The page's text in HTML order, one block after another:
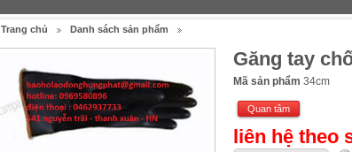
Trang chủ Danh sách sản phẩm
Găng tay
Mã sản phẩm 34cm
Quan tâm
liên hệ theo